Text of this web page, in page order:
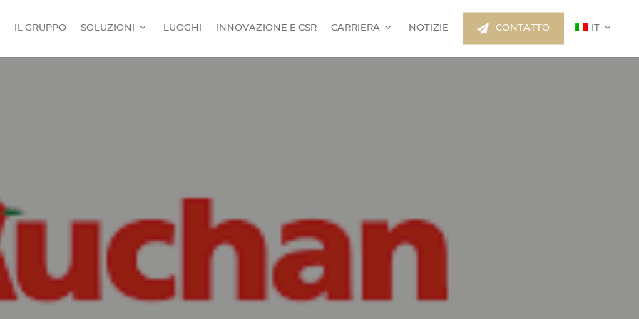
IL GRUPPO SOLUZIONI LUOGHI INNOVAZIONE E CSR CARRIERA NOTIZIE CONTATTO IT